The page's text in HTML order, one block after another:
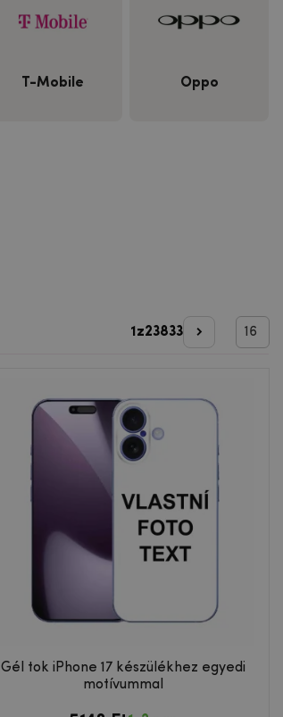
T-Mobile Oppo
1 z23833
Gél tok iPhone 17 készülékhez egyedi
motívummal